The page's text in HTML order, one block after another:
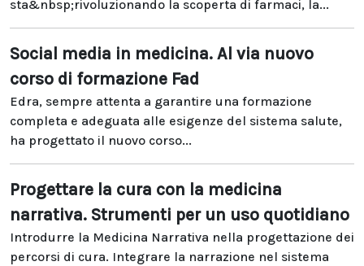
sta&nbsp;rivoluzionando la scoperta di farmaci, la...
Social media in medicina. Al via nuovo
corso di formazione Fad
Edra, sempre attenta a garantire una formazione
completa e adeguata alle esigenze del sistema salute,
ha progettato il nuovo corso...
Progettare la cura con la medicina
narrativa. Strumenti per un uso quotidiano
Introdurre la Medicina Narrativa nella progettazione dei
percorsi di cura. Integrare la narrazione nel sistema